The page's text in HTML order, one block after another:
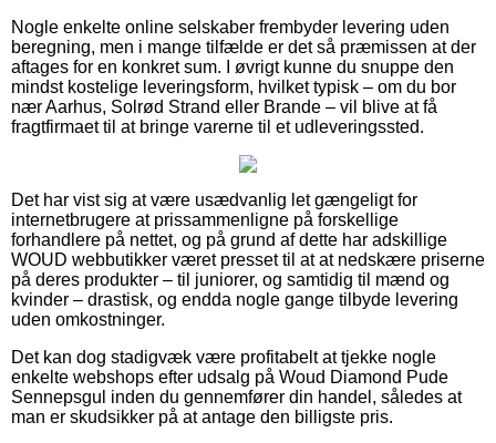
Nogle enkelte online selskaber frembyder levering uden
beregning, men i mange tilfælde er det så præmissen at der
aftages for en konkret sum. I øvrigt kunne du snuppe den
mindst kostelige leveringsform, hvilket typisk – om du bor
nær Aarhus, Solrød Strand eller Brande – vil blive at få
fragtfirmaet til at bringe varerne til et udleveringssted.
Det har vist sig at være usædvanlig let gængeligt for
internetbrugere at prissammenligne på forskellige
forhandlere på nettet, og på grund af dette har adskillige
WOUD webbutikker været presset til at at nedskære priserne
på deres produkter – til juniorer, og samtidig til mænd og
kvinder – drastisk, og endda nogle gange tilbyde levering
uden omkostninger.
Det kan dog stadigvæk være profitabelt at tjekke nogle
enkelte webshops efter udsalg på Woud Diamond Pude
Sennepsgul inden du gennemfører din handel, således at
man er skudsikker på at antage den billigste pris.